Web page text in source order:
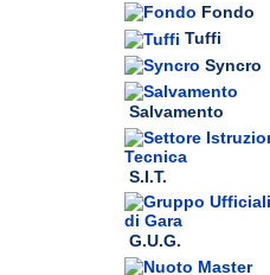
Fondo
Tuffi
Syncro
Salvamento
S.I.T.
G.U.G.